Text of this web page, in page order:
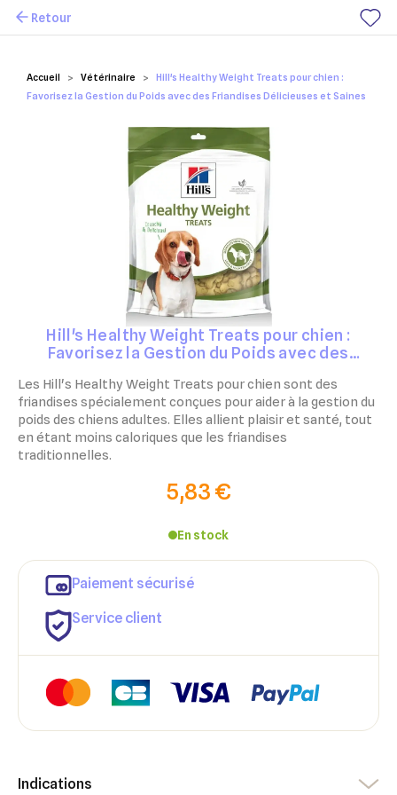
Mes favoris
Accueil Vétérinaire
Hill's Healthy Weight Treats pour chien :
Favorisez la Gestion du Poids avec des Friandises Délicieuses et Saines
Retour
Hill's Healthy Weight Treats pour chien :
Favorisez la Gestion du Poids avec des
Les Hill's Healthy Weight Treats pour chien sont des
friandises spécialement conçues pour aider à la gestion du
poids des chiens adultes. Elles allient plaisir et santé, tout
en étant moins caloriques que les friandises
traditionnelles.
5,83 €
En stock
Paiement sécurisé
Service client
Indications